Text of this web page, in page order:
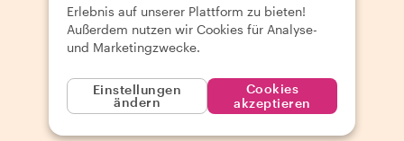
Erlebnis auf unserer Plattform zu bieten!
Außerdem nutzen wir Cookies für Analyse-
und Marketingzwecke.
Einstellungen
ändern
Cookies
akzeptieren